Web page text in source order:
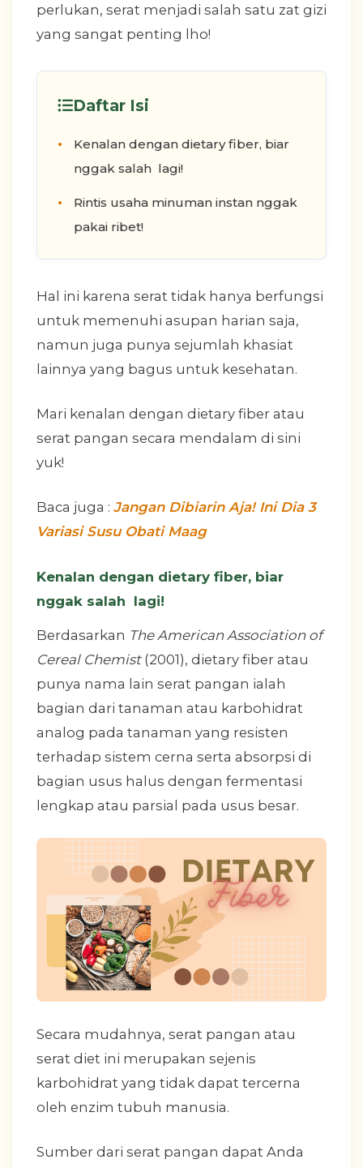
perlukan, serat menjadi salah satu zat gizi
yang sangat penting lho!
Daftar Isi
Kenalan dengan dietary fiber, biar
nggak salah lagi!
Rintis usaha minuman instan nggak
pakai ribet!
Hal ini karena serat tidak hanya berfungsi
untuk memenuhi asupan harian saja,
namun juga punya sejumlah khasiat
lainnya yang bagus untuk kesehatan.
Mari kenalan dengan dietary fiber atau
serat pangan secara mendalam di sini
yuk!
Baca juga : Jangan Dibiarin Aja! Ini Dia 3
Variasi Susu Obati Maag
Kenalan dengan dietary fiber, biar
nggak salah lagi!
Berdasarkan The American Association of
Cereal Chemist (2001), dietary fiber atau
punya nama lain serat pangan ialah
bagian dari tanaman atau karbohidrat
analog pada tanaman yang resisten
terhadap sistem cerna serta absorpsi di
bagian usus halus dengan fermentasi
lengkap atau parsial pada usus besar.
Secara mudahnya, serat pangan atau
serat diet ini merupakan sejenis
karbohidrat yang tidak dapat tercerna
oleh enzim tubuh manusia.
Sumber dari serat pangan dapat Anda